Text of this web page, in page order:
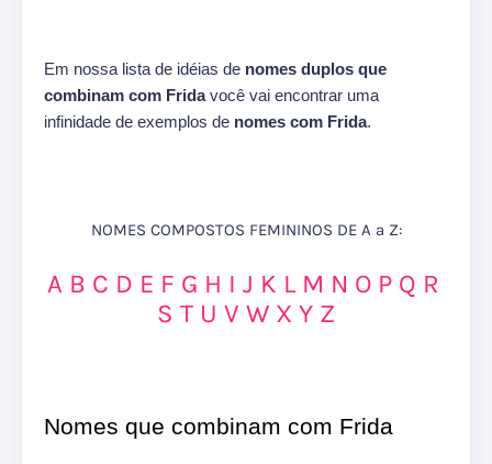
Em nossa lista de idéias de nomes duplos que
combinam com Fridavocê vai encontrar uma
infinidade de exemplos de nomes com Frida.
NOMES COMPOSTOS FEMININOS DE A a Z:
A B C D E F G H I J K L M N O P Q R
S T U V W X Y Z
Nomes que combinam com Frida